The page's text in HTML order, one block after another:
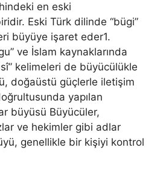
en eski
Eski Türk dilinde “bügi”
büyüye işaret eder1.
ve İslam kaynaklarında
kelimeleri de büyücülükle
doğaüstü güçlerle iletişim
yapılan
büyüsü Büyücüler,
ve hekimler gibi adlar
genellikle bir kişiyi kontrol